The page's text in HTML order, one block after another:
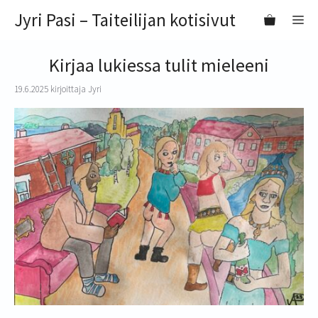
sisältöönJyri Pasi – Taiteilijan kotisivut
Kirjaa lukiessa tulit mieleeni
19.6.2025 kirjoittaja Jyri